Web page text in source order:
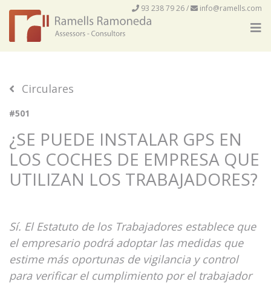
93 238 79 26/ info@ramells.com
Circulares
#501
¿SE PUEDE INSTALAR GPS EN
LOS COCHES DE EMPRESA QUE
UTILIZAN LOS TRABAJADORES?
Sí. El Estatuto de los Trabajadores establece que
el empresario podrá adoptar las medidas que
estime más oportunas de vigilancia y control
para verificar el cumplimiento por el trabajador